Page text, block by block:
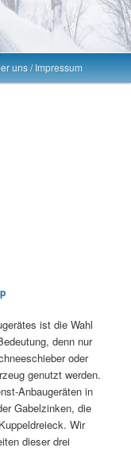
uns / Impressum
ist die Wahl
denn nur
oder
genutzt werden.
Anbaugeräten in
Gabelzinken, die
Wir
dieser drei